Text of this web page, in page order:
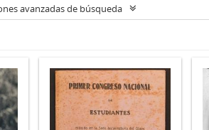
avanzadas de búsqueda